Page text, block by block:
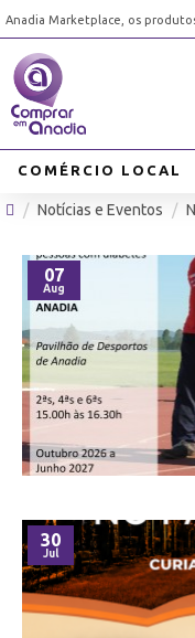
Anadia Marketplace, os
COMÉRCIO LOCAL
Notícias e Eventos
07
Aug
30
Jul